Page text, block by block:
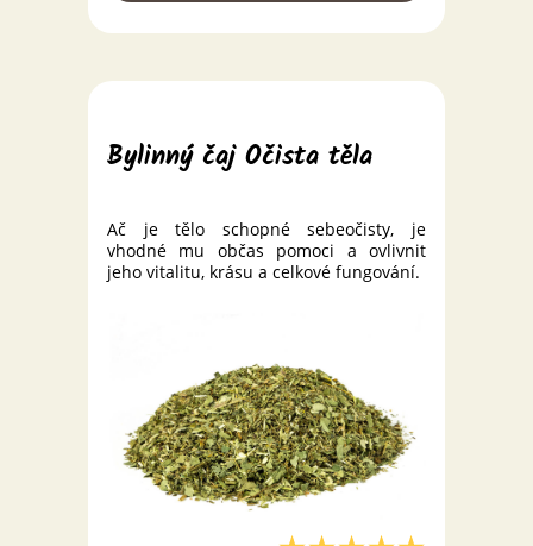
Bylinný čaj Očista těla
Ač je tělo schopné sebeočisty, je
vhodné mu občas pomoci a ovlivnit
jeho vitalitu, krásu a celkové fungování.